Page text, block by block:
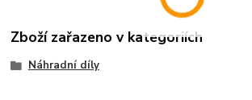
Zboží zařazeno v kategoriích
Náhradní díly